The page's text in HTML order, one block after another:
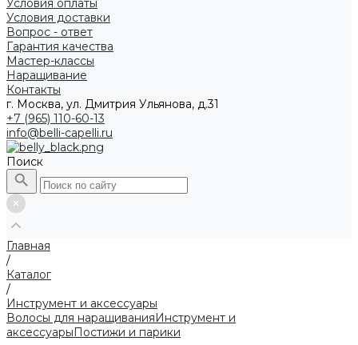
Условия оплаты
Условия доставки
Вопрос - ответ
Гарантия качества
Мастер-классы
Наращивание
Контакты
г. Москва, ул. Дмитрия Ульянова, д.31
+7 (965) 110-60-13
info@belli-capelli.ru
Поиск
Главная
/
Каталог
/
Инструмент и аксессуары
Волосы для наращиванияИнструмент и
аксессуарыПостижи и парики